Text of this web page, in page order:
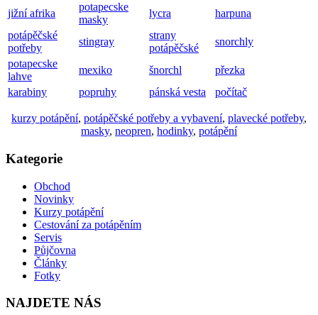
jižní afrika
potapecske
masky
lycra
harpuna
potápěčské
potřeby
stingray
strany
potápěčské
snorchly
potapecske
lahve
mexiko šnorchl
přezka
karabiny
popruhy pánská vesta počítač
kurzy potápění, potápěčské potřeby a vybavení, plavecké potřeby,
masky, neopren, hodinky, potápění
Kategorie
Obchod
Novinky
Kurzy potápění
Cestování za potápěním
Servis
Půjčovna
Články
Fotky
NAJDETE NÁS